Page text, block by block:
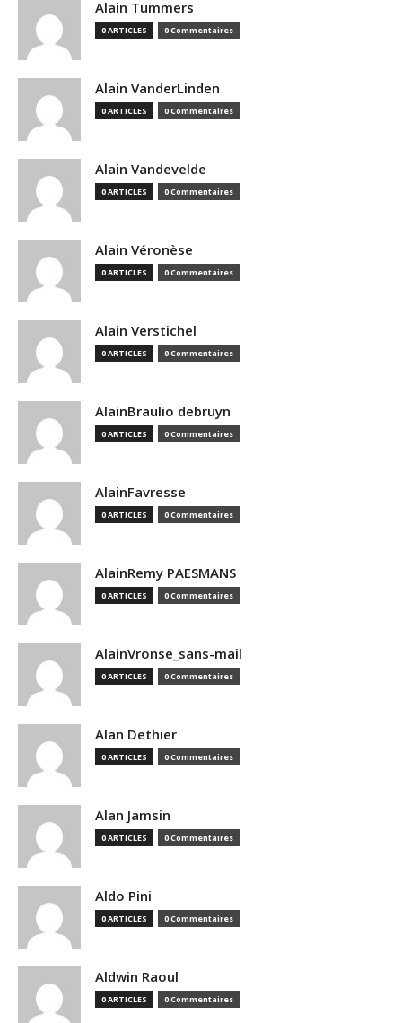
Alain Tummers
0 ARTICLES 0 Commentaires
Alain VanderLinden
0 ARTICLES 0 Commentaires
Alain Vandevelde
0 ARTICLES 0 Commentaires
Alain Véronèse
0 ARTICLES 0 Commentaires
Alain Verstichel
0 ARTICLES 0 Commentaires
AlainBraulio debruyn
0 ARTICLES 0 Commentaires
AlainFavresse
0 ARTICLES 0 Commentaires
AlainRemy PAESMANS
0 ARTICLES 0 Commentaires
AlainVronse_sans-mail
0 ARTICLES 0 Commentaires
Alan Dethier
0 ARTICLES 0 Commentaires
Alan Jamsin
0 ARTICLES 0 Commentaires
Aldo Pini
0 ARTICLES 0 Commentaires
Aldwin Raoul
0 ARTICLES 0 Commentaires